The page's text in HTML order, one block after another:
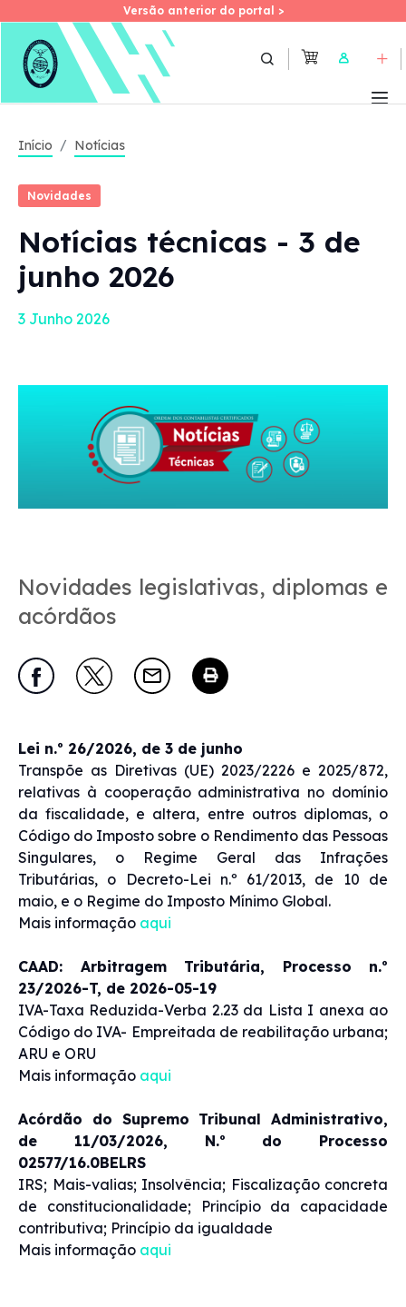
Skip
Versão anterior do portal >
Versão anterior do portal >
User
Início Notícias
Novidades
Notícias técnicas - 3 de
junho 2026
3 Junho 2026
Novidades legislativas, diplomas e
acórdãos
Lei n.º 26/2026, de 3 de junho
Transpõe as Diretivas (UE) 2023/2226 e 2025/872,
relativas à cooperação administrativa no domínio
da fiscalidade, e altera, entre outros diplomas, o
Código do Imposto sobre o Rendimento das Pessoas
Singulares, o Regime Geral das Infrações
Tributárias, o Decreto-Lei n.º 61/2013, de 10 de
maio, e o Regime do Imposto Mínimo Global.
Mais informação aqui
CAAD: Arbitragem Tributária, Processo n.º
23/2026-T, de 2026-05-19
IVA-Taxa Reduzida-Verba 2.23 da Lista I anexa ao
Código do IVA- Empreitada de reabilitação urbana;
ARU e ORU
Mais informação aqui
Acórdão do Supremo Tribunal Administrativo,
de 11/03/2026, N.º do Processo
02577/16.0BELRS
IRS; Mais-valias; Insolvência; Fiscalização concreta
de constitucionalidade; Princípio da capacidade
contributiva; Princípio da igualdade
Mais informação aqui